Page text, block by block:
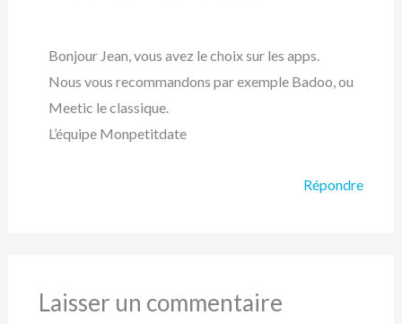
Bonjour Jean, vous avez le choix sur les apps.
Nous vous recommandons par exemple Badoo, ou
Meetic le classique.
L’équipe Monpetitdate
Répondre
Laisser un commentaire